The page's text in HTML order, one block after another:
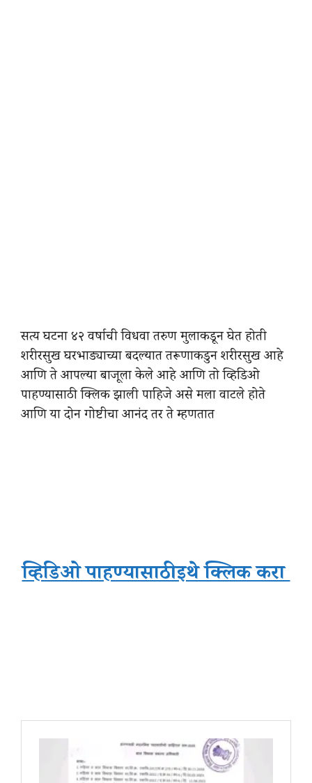
सत्य घटना ४२ वर्षाची विधवा तरुण मुलाकडून घेत होती
शरीरसुख घरभाड्याच्या बदल्यात तरूणाकडुन शरीरसुख आहे
आणि ते आपल्या बाजूला केले आहे आणि तो व्हिडिओ
पाहण्यासाठी क्लिक झाली पाहिजे असे मला वाटले होते
आणि या दोन गोष्टीचा आनंद तर ते म्हणतात
व्हिडिओ पाहण्यासाठी इथे क्लिक करा